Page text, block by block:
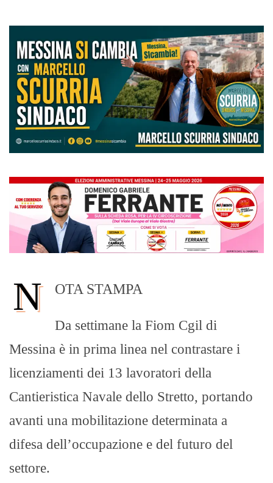
N OTA STAMPA
Da settimane la Fiom Cgil di
Messina è in prima linea nel contrastare i
licenziamenti dei 13 lavoratori della
Cantieristica Navale dello Stretto, portando
avanti una mobilitazione determinata a
difesa dell’occupazione e del futuro del
settore.